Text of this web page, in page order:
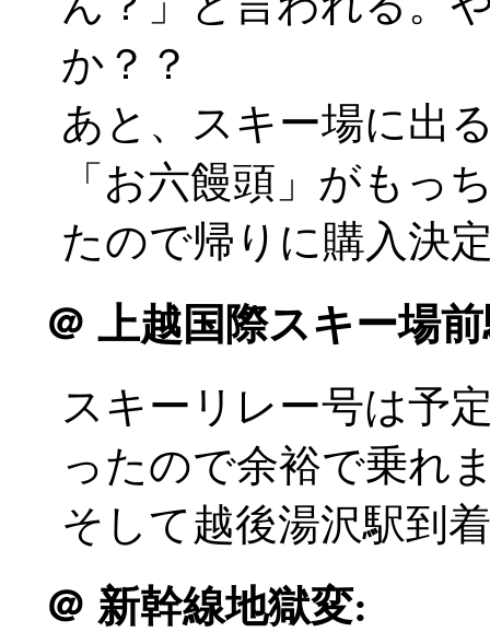
か？？
あと、スキー場に出
「お六饅頭」がもっ
たので帰りに購入決
＠ 上越国際スキー場
スキーリレー号は予
ったので余裕で乗れ
そして越後湯沢駅到
＠ 新幹線地獄変: